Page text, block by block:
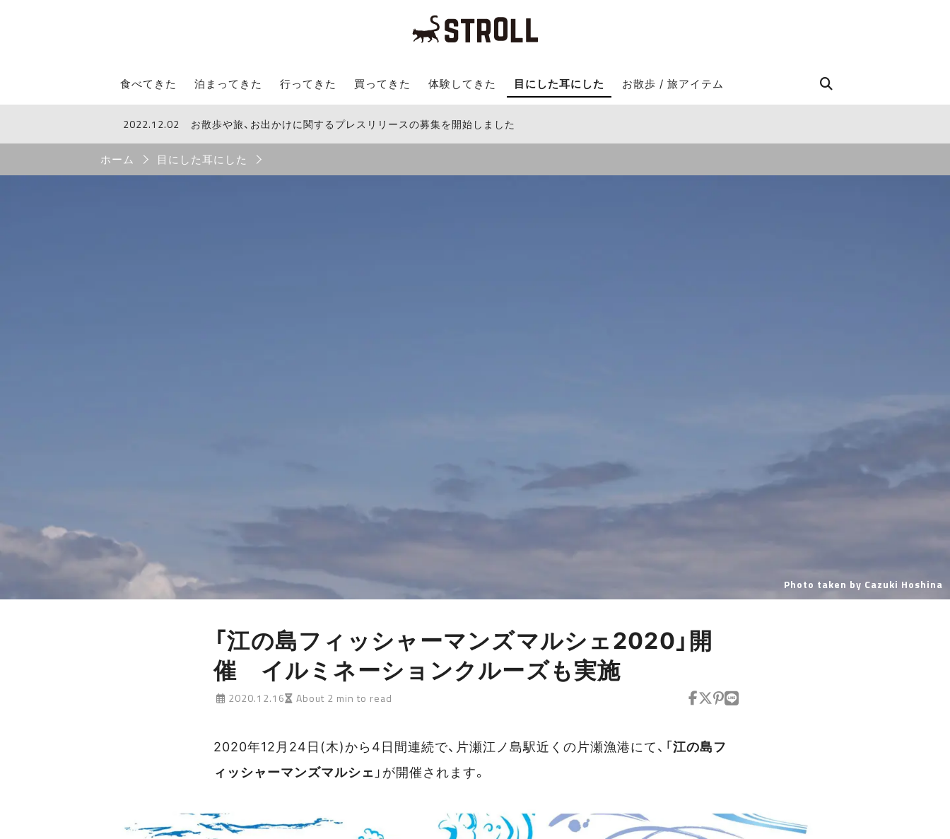
STROLL Menu
食べてきた 泊まってきた 行ってきた 買ってきた 体験してきた 目にした耳にした お散歩 / 旅アイテム
STROLLからのお知らせ
2022.12.02 お散歩や旅、お出かけに関するプレスリリースの募集を開始しました
Breadcrumb
ホーム 目にした耳にした
Photo taken by Cazuki Hoshina
「江の島フィッシャーマンズマルシェ2020」開
催 イルミネーションクルーズも実施
2020.12.16 About 2 min to read
2020年12月24日(木)から4日間連続で、片瀬江ノ島駅近くの片瀬漁港にて、「 江の島フ
ィッシャーマンズマルシェ 」が開催されます。